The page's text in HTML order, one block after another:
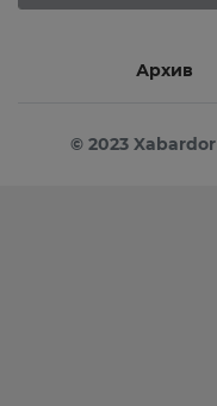
Архив
© 2023 Xabardor